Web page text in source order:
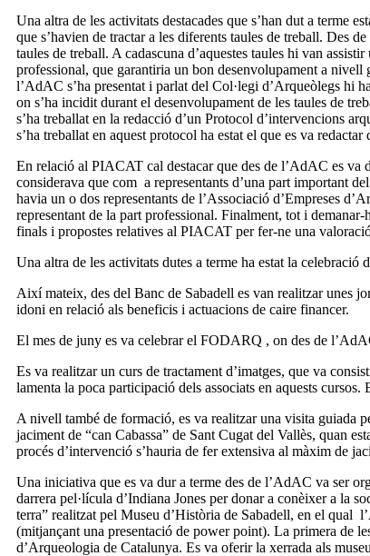
Una altra de les activitats destacades que s’han dut a terme
que s’havien de tractar a les diferents taules de treball. Des
taules de treball. A cadascuna d’aquestes taules hi van
professional, que garantiria un bon desenvolupament a nivell
l’AdAC s’ha presentat i parlat del Col·legi d’Arqueòlegs hi
on s’ha incidit durant el desenvolupament de les taules de
s’ha treballat en la redacció d’un Protocol d’intervencions
s’ha treballat en aquest protocol ha estat el que es va
En relació al PIACAT cal destacar que des de l’AdAC es va
considerava que com a representants d’una part important
havia un o dos representants de l’Associació d’Empreses
representant de la part professional. Finalment, tot i
finals i propostes relatives al PIACAT per fer-ne una
Una altra de les activitats dutes a terme ha estat la
Així mateix, des del Banc de Sabadell es van realitzar unes
idoni en relació als beneficis i actuacions de caire financer.
El mes de juny es va celebrar el FODARQ , on des de
Es va realitzar un curs de tractament d’imatges, que va
lamenta la poca participació dels associats en aquests
A nivell també de formació, es va realitzar una visita guiada
jaciment de “can Cabassa” de Sant Cugat del Vallès, quan
procés d’intervenció s’hauria de fer extensiva al màxim de
Una iniciativa que es va dur a terme des de l’AdAC va ser
darrera pel·lícula d’Indiana Jones per donar a conèixer a la
terra” realitzat pel Museu d’Història de Sabadell, en el qual
(mitjançant una presentació de power point). La primera de
d’Arqueologia de Catalunya. Es va oferir la xerrada als